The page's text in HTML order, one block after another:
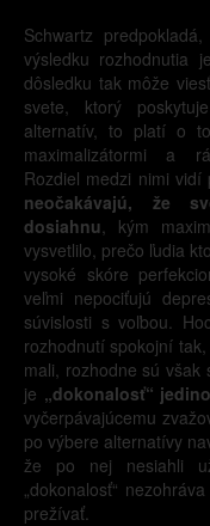
Schwartz
výsledku rozhodnutia
dôsledku tak môže
svete, ktorý
alternatív, to platí o
maximalizátormi a
Rozdiel medzi nimi
neočakávajú, že
dosiahnu, kým
vysvetlilo, prečo ľudia
vysoké skóre
veľmi nepociťujú
súvislosti s voľbou.
rozhodnutí spokojní
mali, rozhodne sú však
je „dokonalosť“
vyčerpávajúcemu
po výbere alternatívy
že po nej nesiahli
„dokonalosť“
prežívať.